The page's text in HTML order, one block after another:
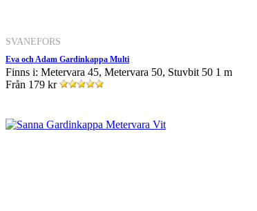
SVANEFORS
Eva och Adam Gardinkappa Multi
Finns i: Metervara 45, Metervara 50, Stuvbit 50 1 m
Från 179 kr